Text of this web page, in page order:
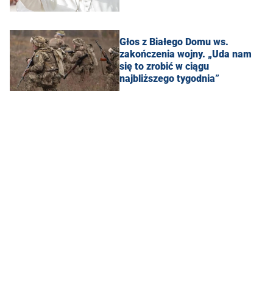
Głos z Białego Domu ws.
zakończenia wojny. „Uda nam
się to zrobić w ciągu
najbliższego tygodnia”